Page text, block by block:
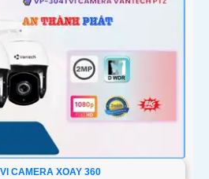
CAMERA XOAY 360